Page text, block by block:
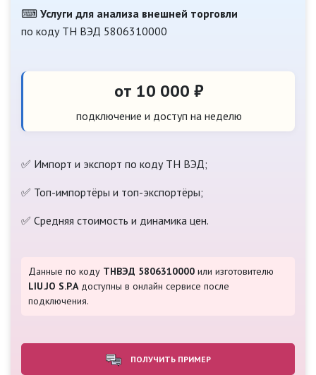
⌨ Услуги для анализа внешней торговли
по коду ТН ВЭД 5806310000
от 10 000 ₽
подключение и доступ на неделю
✅ Импорт и экспорт по коду ТН ВЭД;
✅ Топ-импортёры и топ-экспортёры;
✅ Средняя стоимость и динамика цен.
Данные по коду ТНВЭД 5806310000 или изготовителю
LIU.JO S.P.Aдоступны в онлайн сервисе после
подключения.
ПОЛУЧИТЬ ПРИМЕР